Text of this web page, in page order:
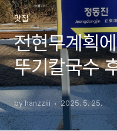
맛집
전현무계획
뚜기칼국수
+장칼국수
by hanzziii 2025. 5. 25.